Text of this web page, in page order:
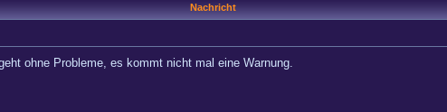
Nachricht
ohne Probleme, es kommt nicht mal eine Warnung.